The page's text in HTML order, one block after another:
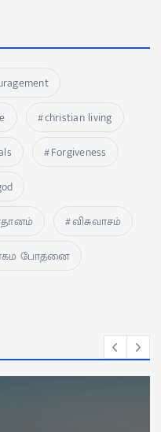
christian living
Forgiveness
விசுவாசம்
போதனை